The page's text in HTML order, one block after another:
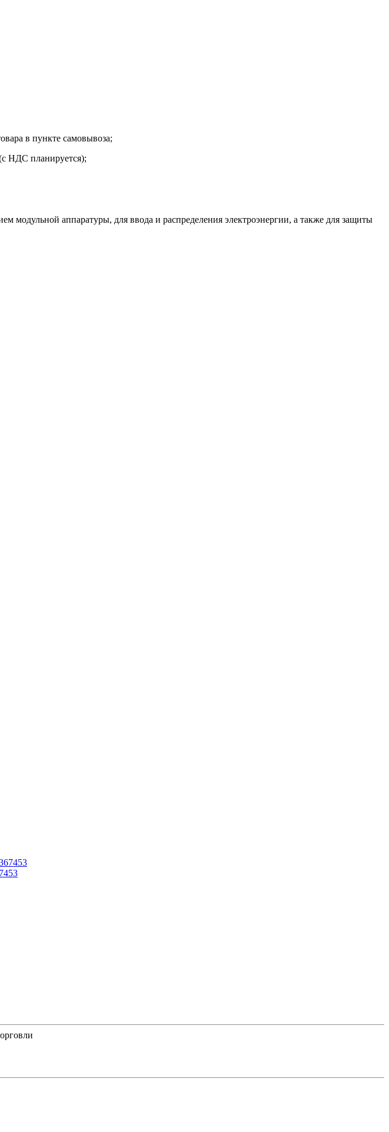
в пункте самовывоза;
НДС планируется);
модульной аппаратуры, для ввода и распределения электроэнергии, а также для защиты